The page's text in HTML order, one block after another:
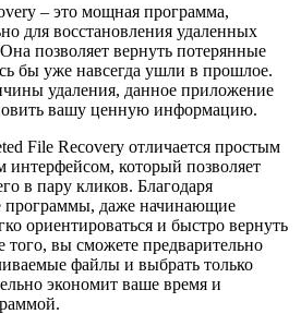
– это мощная программа,
для восстановления удаленных
позволяет вернуть потерянные
бы уже навсегда ушли в прошлое.
удаления, данное приложение
вашу ценную информацию.
File Recovery отличается простым
который позволяет
в пару кликов. Благодаря
программы, даже начинающие
ориентироваться и быстро вернуть
вы сможете предварительно
файлы и выбрать только
экономит ваше время и